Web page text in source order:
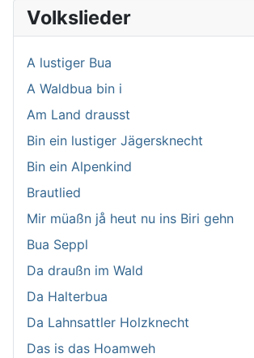
Volkslieder
A lustiger Bua
A Waldbua bin i
Am Land drausst
Bin ein lustiger Jägersknecht
Bin ein Alpenkind
Brautlied
Mir müaßn jå heut nu ins Biri gehn
Bua Seppl
Da draußn im Wald
Da Halterbua
Da Lahnsattler Holzknecht
Das is das Hoamweh